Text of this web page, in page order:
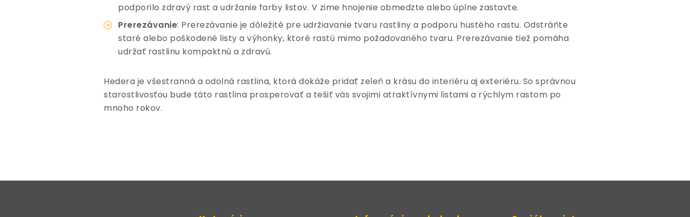
podporilo zdravý rast a udržanie farby listov. V zime hnojenie obmedzte alebo úplne zastavte.
Prerezávanie: Prerezávanie je dôležité pre udržiavanie tvaru rastliny a podporu hustého rastu. Odstráňte
staré alebo poškodené listy a výhonky, ktoré rastú mimo požadovaného tvaru. Prerezávanie tiež pomáha
udržať rastlinu kompaktnú a zdravú.
Hedera je všestranná a odolná rastlina, ktorá dokáže pridať zeleň a krásu do interiéru aj exteriéru. So správnou
starostlivosťou bude táto rastlina prosperovať a tešiť vás svojimi atraktívnymi listami a rýchlym rastom po
mnoho rokov.